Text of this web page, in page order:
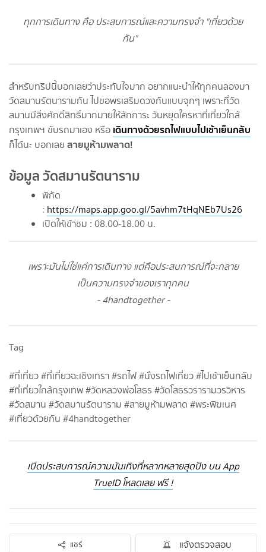
ทุกการเดินทาง คือ ประสบการณ์และความทรงจำ "เที่ยวด้วย
กัน"
สำหรับทริปนี้บอกเลยว่าประทับใจมาก อยากแนะนำให้ทุกคนลองมา
วัดสมานรัตนารามกัน ไปขอพรเสริมดวงกันแบบจุกๆ เพราะที่วัด
สมานมีสิ่งศักดิ์สิทธิ์มากมายให้สักการะ วันหยุดใครหาที่เที่ยวใกล้
กรุงเทพฯ ขับรถมาเอง หรือ เดินทางด้วยรถไฟแบบไปเช้าเย็นกลับ
ก็ได้นะ บอกเลย สายมูห้ามพลาด!
ข้อมูล วัดสมานรัตนาราม
พิกัด
: https://maps.app.goo.gl/5avhm7tHqNEb7Us26
เปิดให้เข้าชม : 08.00-18.00 น.
เพราะมันไม่ใช่แค่การเดินทาง แต่คือประสบการณ์ที่จะกลาย
เป็นความทรงจำของเราทุกคน
- 4handtogether -
Tag
#ที่เที่ยว #ที่เที่ยวฉะเชิงเทรา #รถไฟ #นั่งรถไฟเที่ยว #ไปเช้าเย็นกลับ
#ที่เที่ยวใกล้กรุงเทพ #วัดหลวงพ่อโสธร #วัดโสธรวรารามวรวิหาร
#วัดสมาน #วัดสมานรัตนาราม #สายมูห้ามพลาด #พระพิฆเนศ
#เที่ยวด้วยกัน #4handtogether
เปิดประสบการณ์ความบันเทิงที่หลากหลายสุดปัง บน App
TrueID โหลดเลย ฟรี !
แชร์ แจ้งตรวจสอบ